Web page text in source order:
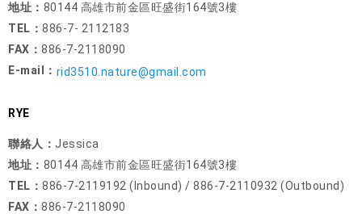
地址： 80144 高雄市前金區旺盛街164號3樓
TEL： 886-7- 2112183
FAX： 886-7-2118090
E-mail： rid3510.nature@gmail.com
RYE
聯絡人： Jessica
地址： 80144 高雄市前金區旺盛街164號3樓
TEL： 886-7-2119192 (Inbound) / 886-7-2110932 (Outbound)
FAX： 886-7-2118090